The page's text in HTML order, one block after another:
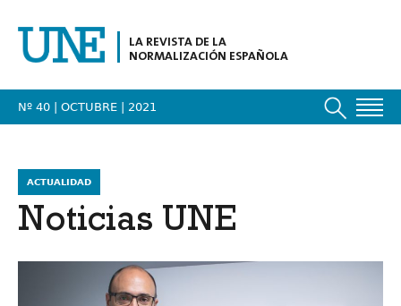
LA REVISTA DE LA
NORMALIZACIÓN ESPAÑOLA
Nº 40 | OCTUBRE | 2021
ACTUALIDAD
Noticias UNE